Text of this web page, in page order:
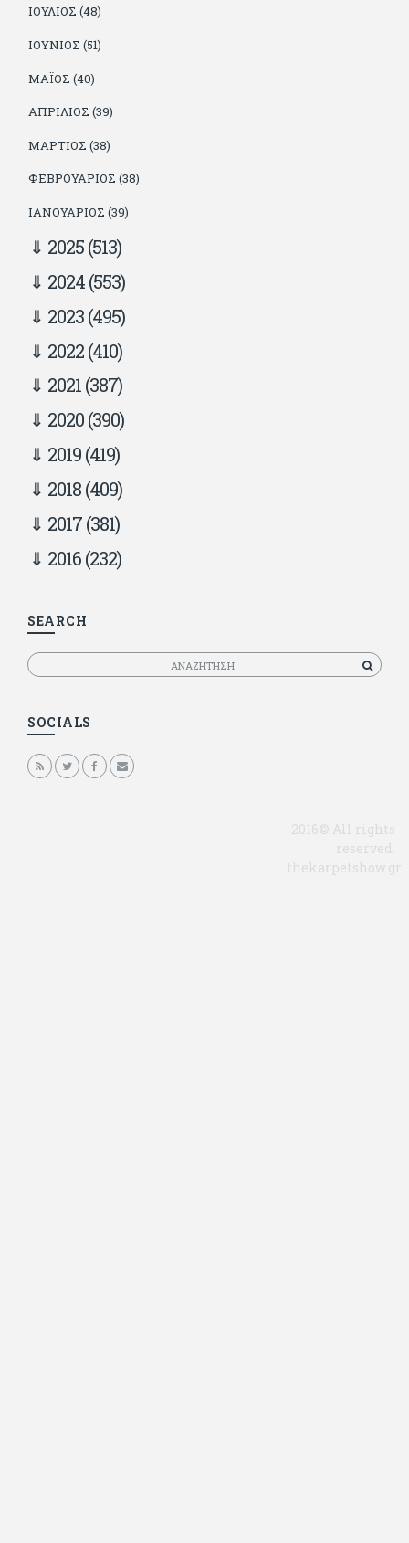
ΙΟΎΛΙΟΣ (48)
ΙΟΎΝΙΟΣ (51)
ΜΆΙΟΣ (40)
ΑΠΡΊΛΙΟΣ (39)
ΜΆΡΤΙΟΣ (38)
ΦΕΒΡΟΥΆΡΙΟΣ (38)
ΙΑΝΟΥΆΡΙΟΣ (39)
2025(513)
2024(553)
2023(495)
2022(410)
2021(387)
2020(390)
2019(419)
2018(409)
2017(381)
2016(232)
SEARCH
Αναζητηση
SOCIALS